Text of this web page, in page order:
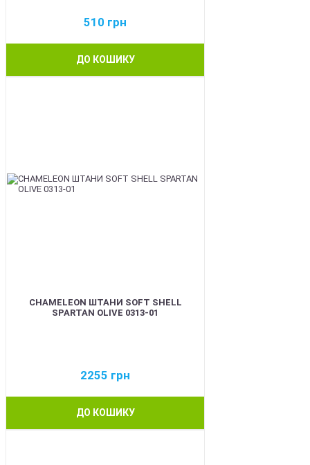
510 грн
ДО КОШИКУ
CHAMELEON ШТАНИ SOFT SHELL
SPARTAN OLIVE 0313-01
2255 грн
ДО КОШИКУ